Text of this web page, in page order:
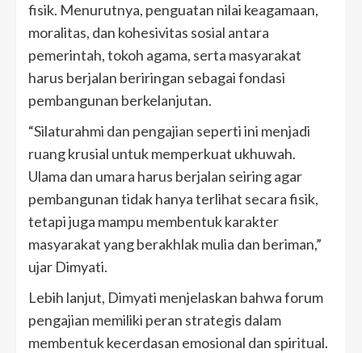
fisik. Menurutnya, penguatan nilai keagamaan,
moralitas, dan kohesivitas sosial antara
pemerintah, tokoh agama, serta masyarakat
harus berjalan beriringan sebagai fondasi
pembangunan berkelanjutan.
​“Silaturahmi dan pengajian seperti ini menjadi
ruang krusial untuk memperkuat ukhuwah.
Ulama dan umara harus berjalan seiring agar
pembangunan tidak hanya terlihat secara fisik,
tetapi juga mampu membentuk karakter
masyarakat yang berakhlak mulia dan beriman,”
ujar Dimyati.
​Lebih lanjut, Dimyati menjelaskan bahwa forum
pengajian memiliki peran strategis dalam
membentuk kecerdasan emosional dan spiritual.